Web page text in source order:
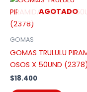
AGOTADO
GOMAS
GOMAS TRULULU
OSOS X 50UND (2378)
$18.400